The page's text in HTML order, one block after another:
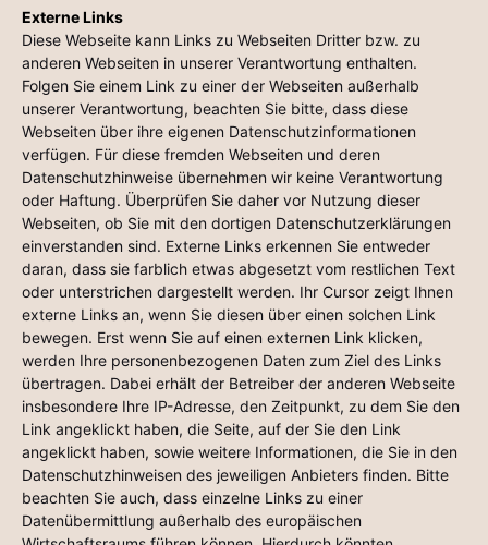
Externe Links
Diese Webseite kann Links zu Webseiten Dritter bzw. zu
anderen Webseiten in unserer Verantwortung enthalten.
Folgen Sie einem Link zu einer der Webseiten außerhalb
unserer Verantwortung, beachten Sie bitte, dass diese
Webseiten über ihre eigenen Datenschutzinformationen
verfügen. Für diese fremden Webseiten und deren
Datenschutzhinweise übernehmen wir keine Verantwortung
oder Haftung. Überprüfen Sie daher vor Nutzung dieser
Webseiten, ob Sie mit den dortigen Datenschutzerklärungen
einverstanden sind. Externe Links erkennen Sie entweder
daran, dass sie farblich etwas abgesetzt vom restlichen Text
oder unterstrichen dargestellt werden. Ihr Cursor zeigt Ihnen
externe Links an, wenn Sie diesen über einen solchen Link
bewegen. Erst wenn Sie auf einen externen Link klicken,
werden Ihre personenbezogenen Daten zum Ziel des Links
übertragen. Dabei erhält der Betreiber der anderen Webseite
insbesondere Ihre IP-Adresse, den Zeitpunkt, zu dem Sie den
Link angeklickt haben, die Seite, auf der Sie den Link
angeklickt haben, sowie weitere Informationen, die Sie in den
Datenschutzhinweisen des jeweiligen Anbieters finden. Bitte
beachten Sie auch, dass einzelne Links zu einer
Datenübermittlung außerhalb des europäischen